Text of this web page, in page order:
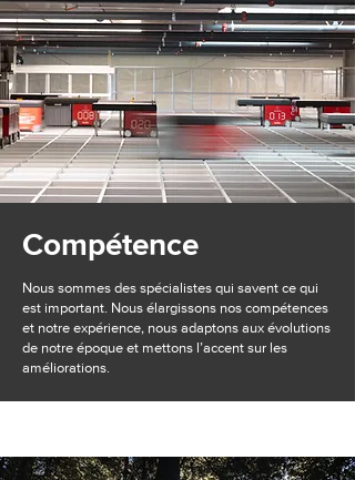
Compétence
Nous sommes des spécialistes qui savent ce qui
est important. Nous élargissons nos compétences
et notre expérience, nous adaptons aux évolutions
de notre époque et mettons l’accent sur les
améliorations.